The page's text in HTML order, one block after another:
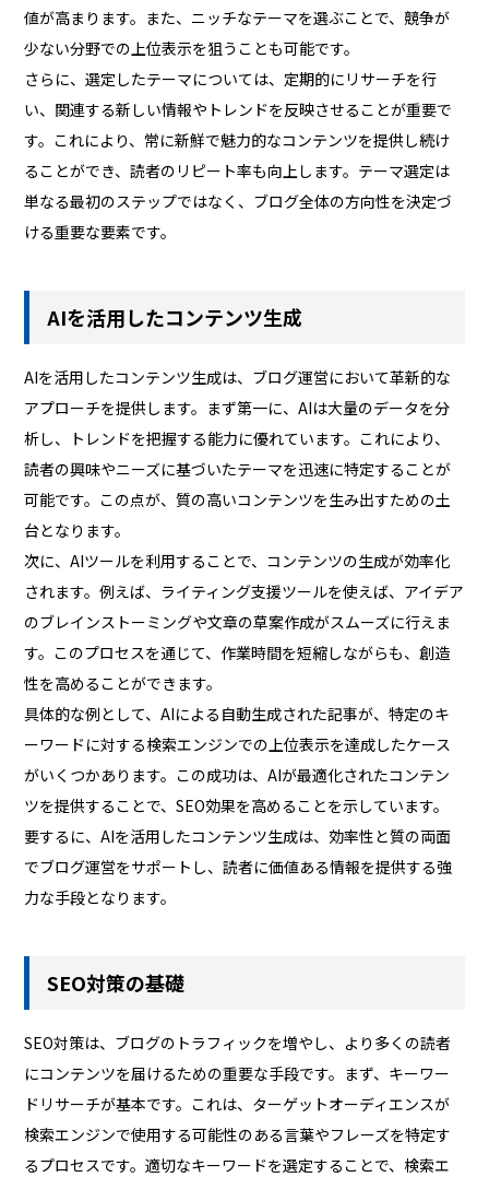
値が高まります。また、ニッチなテーマを選ぶことで、競争が
少ない分野での上位表示を狙うことも可能です。
さらに、選定したテーマについては、定期的にリサーチを行
い、関連する新しい情報やトレンドを反映させることが重要で
す。これにより、常に新鮮で魅力的なコンテンツを提供し続け
ることができ、読者のリピート率も向上します。テーマ選定は
単なる最初のステップではなく、ブログ全体の方向性を決定づ
ける重要な要素です。
AIを活用したコンテンツ生成
AIを活用したコンテンツ生成は、ブログ運営において革新的な
アプローチを提供します。まず第一に、AIは大量のデータを分
析し、トレンドを把握する能力に優れています。これにより、
読者の興味やニーズに基づいたテーマを迅速に特定することが
可能です。この点が、質の高いコンテンツを生み出すための土
台となります。
次に、AIツールを利用することで、コンテンツの生成が効率化
されます。例えば、ライティング支援ツールを使えば、アイデア
のブレインストーミングや文章の草案作成がスムーズに行えま
す。このプロセスを通じて、作業時間を短縮しながらも、創造
性を高めることができます。
具体的な例として、AIによる自動生成された記事が、特定のキ
ーワードに対する検索エンジンでの上位表示を達成したケース
がいくつかあります。この成功は、AIが最適化されたコンテン
ツを提供することで、SEO効果を高めることを示しています。
要するに、AIを活用したコンテンツ生成は、効率性と質の両面
でブログ運営をサポートし、読者に価値ある情報を提供する強
力な手段となります。
SEO対策の基礎
SEO対策は、ブログのトラフィックを増やし、より多くの読者
にコンテンツを届けるための重要な手段です。まず、キーワー
ドリサーチが基本です。これは、ターゲットオーディエンスが
検索エンジンで使用する可能性のある言葉やフレーズを特定す
るプロセスです。適切なキーワードを選定することで、検索エ